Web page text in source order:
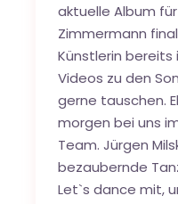
aktuelle Album
Zimmermann
Künstlerin bereits
Videos zu den
gerne tauschen.
morgen bei uns
Team. Jürgen
bezaubernde
Let`s dance mit,